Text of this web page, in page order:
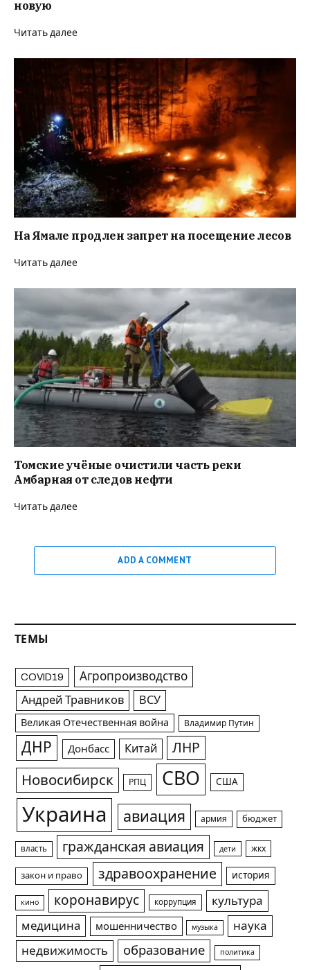
новую
Читать далее
На Ямале продлен запрет на посещение лесов
Читать далее
Томские учёные очистили часть реки
Амбарная от следов нефти
Читать далее
ADD A COMMENT
ТЕМЫ
COVID19 Агропроизводство
Андрей Травников ВСУ
Великая Отечественная война Владимир Путин
ДНР Донбасс Китай ЛНР
Новосибирск РПЦ СВО США
Украина авиация армия бюджет
власть гражданская авиация дети жкх
закон и право здравоохранение история
кино коронавирус коррупция
культура
медицина
мошенничество музыка
наука
недвижимость
образование политика